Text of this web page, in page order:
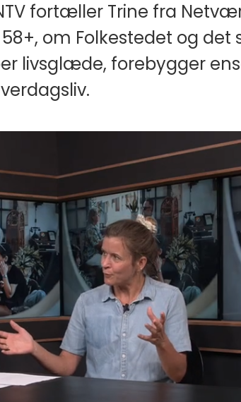
fortæller Trine fra
om Folkestedet og
livsglæde, forebygger